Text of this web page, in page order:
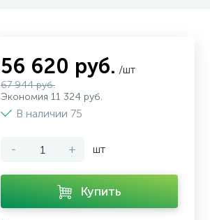
56 620 руб. /шт
67 944 руб.
Экономия 11 324 руб.
В наличии 75
- + шт
Купить